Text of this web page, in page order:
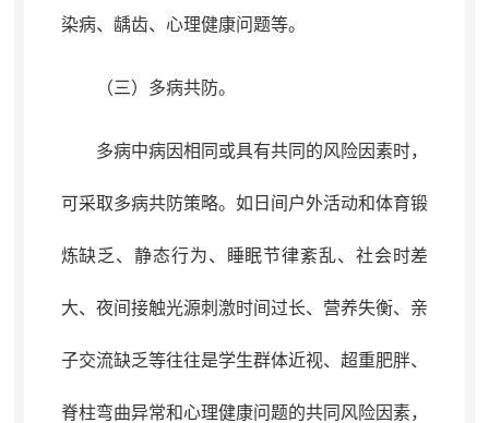
染病、龋齿、心理健康问题等。
（三）多病共防。
多病中病因相同或具有共同的风险因素时，
可采取多病共防策略。如日间户外活动和体育锻
炼缺乏、静态行为、 睡眠节律紊乱、社会时差
大、夜间接触光源刺激时间过长、营养失衡、亲
子交流缺乏等往往是学生群体近视、超重肥胖、
脊柱弯曲异常和心理健康问题的共同风险因素，